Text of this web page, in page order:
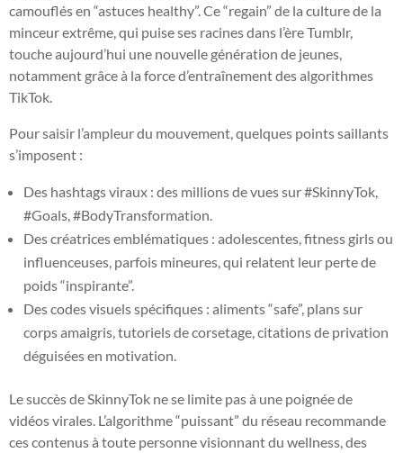
camouflés en “astuces healthy”. Ce “regain” de la culture de la
minceur extrême, qui puise ses racines dans l’ère Tumblr,
touche aujourd’hui une nouvelle génération de jeunes,
notamment grâce à la force d’entraînement des algorithmes
TikTok.
Pour saisir l’ampleur du mouvement, quelques points saillants
s’imposent :
Des hashtags viraux : des millions de vues sur #SkinnyTok,
#Goals, #BodyTransformation.
Des créatrices emblématiques : adolescentes, fitness girls ou
influenceuses, parfois mineures, qui relatent leur perte de
poids “inspirante”.
Des codes visuels spécifiques : aliments “safe”, plans sur
corps amaigris, tutoriels de corsetage, citations de privation
déguisées en motivation.
Le succès de SkinnyTok ne se limite pas à une poignée de
vidéos virales. L’algorithme “puissant” du réseau recommande
ces contenus à toute personne visionnant du wellness, des